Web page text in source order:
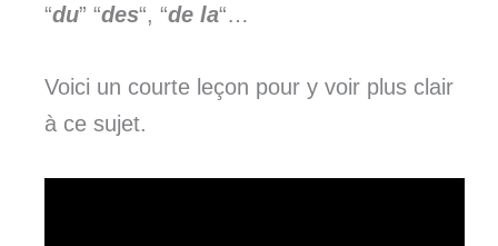
“du” “des“, “de la“…
Voici un courte leçon pour y voir plus clair
à ce sujet.